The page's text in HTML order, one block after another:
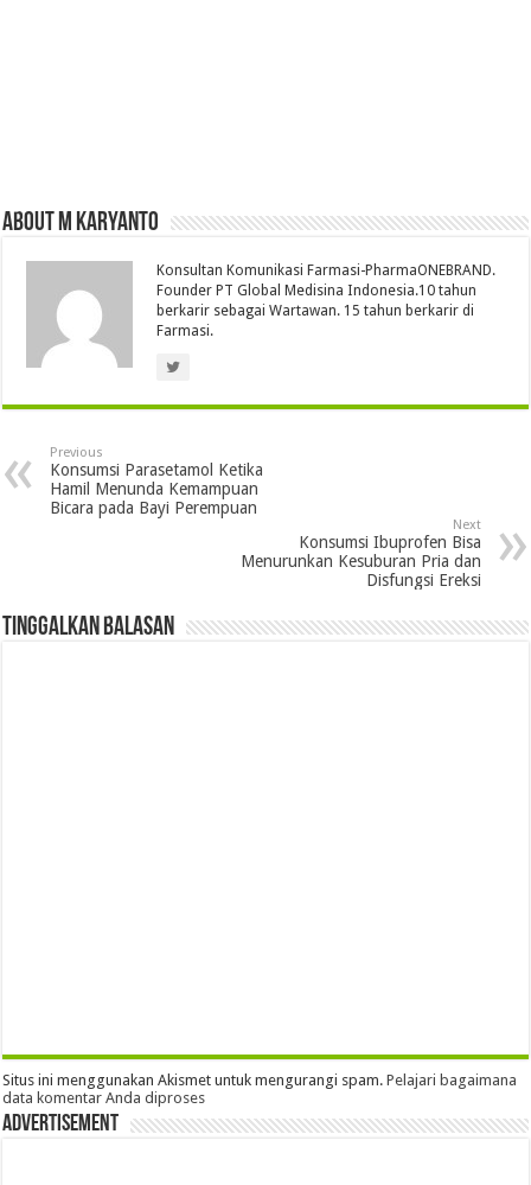
About M Karyanto
Konsultan Komunikasi Farmasi-PharmaONEBRAND.
Founder PT Global Medisina Indonesia.10 tahun
berkarir sebagai Wartawan. 15 tahun berkarir di
Farmasi.
Previous
Konsumsi Parasetamol Ketika
Hamil Menunda Kemampuan
Bicara pada Bayi Perempuan
Next
Konsumsi Ibuprofen Bisa
Menurunkan Kesuburan Pria dan
Disfungsi Ereksi
Tinggalkan Balasan
Situs ini menggunakan Akismet untuk mengurangi spam.Pelajari bagaimana
data komentar Anda diproses
Advertisement